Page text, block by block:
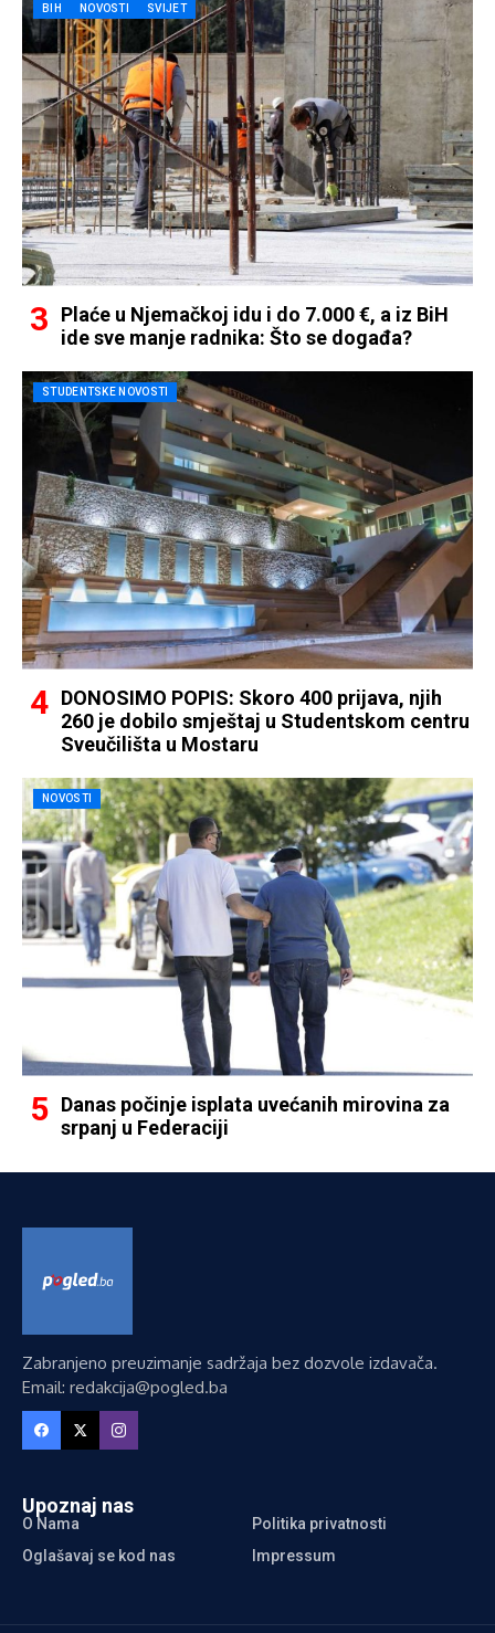
BIH NOVOSTI SVIJET
Plaće u Njemačkoj idu i do 7.000 €, a iz BiH
ide sve manje radnika: Što se događa?
STUDENTSKE NOVOSTI
DONOSIMO POPIS: Skoro 400 prijava, njih
260 je dobilo smještaj u Studentskom centru
Sveučilišta u Mostaru
NOVOSTI
Danas počinje isplata uvećanih mirovina za
srpanj u Federaciji
Zabranjeno preuzimanje sadržaja bez dozvole izdavača.
Email: redakcija@pogled.ba
Upoznaj nas
O Nama
Politika privatnosti
Oglašavaj se kod nas
Impressum